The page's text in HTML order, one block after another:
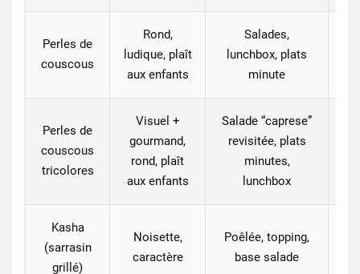
Perles de
couscous
Rond,
ludique, plaît
aux enfants
Salades,
lunchbox, plats
minute
Perles de
couscous
tricolores
Visuel +
gourmand,
rond, plaît
aux enfants
Salade “caprese”
revisitée, plats
minutes,
lunchbox
Kasha
(sarrasin
grillé)
Noisette,
caractère
Poêlée, topping,
base salade